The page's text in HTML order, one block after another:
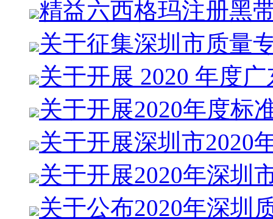
精益六西格玛注册黑
关于征集深圳市质量
关于开展 2020 年度
关于开展2020年度标
关于开展深圳市2020
关于开展2020年深圳
关于公布2020年深圳